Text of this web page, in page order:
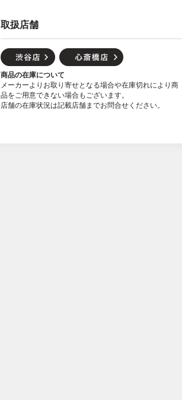
取扱店舗
商品の在庫について
メーカーよりお取り寄せとなる場合や在庫切れにより商
品をご用意できない場合もございます。
店舗の在庫状況は記載店舗までお問合せください。